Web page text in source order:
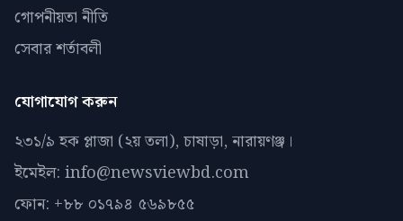
গোপনীয়তা নীতি
সেবার শর্তাবলী
যোগাযোগ করুন
২৩১/৯ হক প্লাজা (২য় তলা), চাষাড়া, নারায়ণঞ্জ।
ইমেইল: info@newsviewbd.com
ফোন: +৮৮ ০১৭৯৪ ৫৬৯৮৫৫